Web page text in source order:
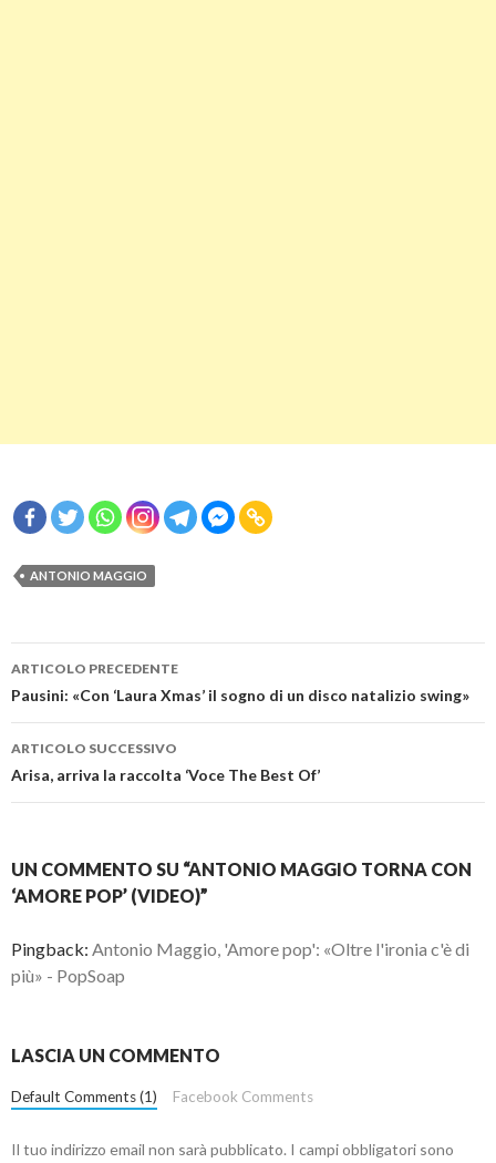
ANTONIO MAGGIO
Navigazione
articolo
ARTICOLO PRECEDENTE
Pausini: «Con ‘Laura Xmas’ il sogno di un disco natalizio swing»
ARTICOLO SUCCESSIVO
Arisa, arriva la raccolta ‘Voce The Best Of’
UN COMMENTO SU “ANTONIO MAGGIO TORNA CON
‘AMORE POP’ (VIDEO)”
Pingback: Antonio Maggio, 'Amore pop': «Oltre l'ironia c'è di
più» - PopSoap
LASCIA UN COMMENTO
Default Comments (1) Facebook Comments
Il tuo indirizzo email non sarà pubblicato. I campi obbligatori sono